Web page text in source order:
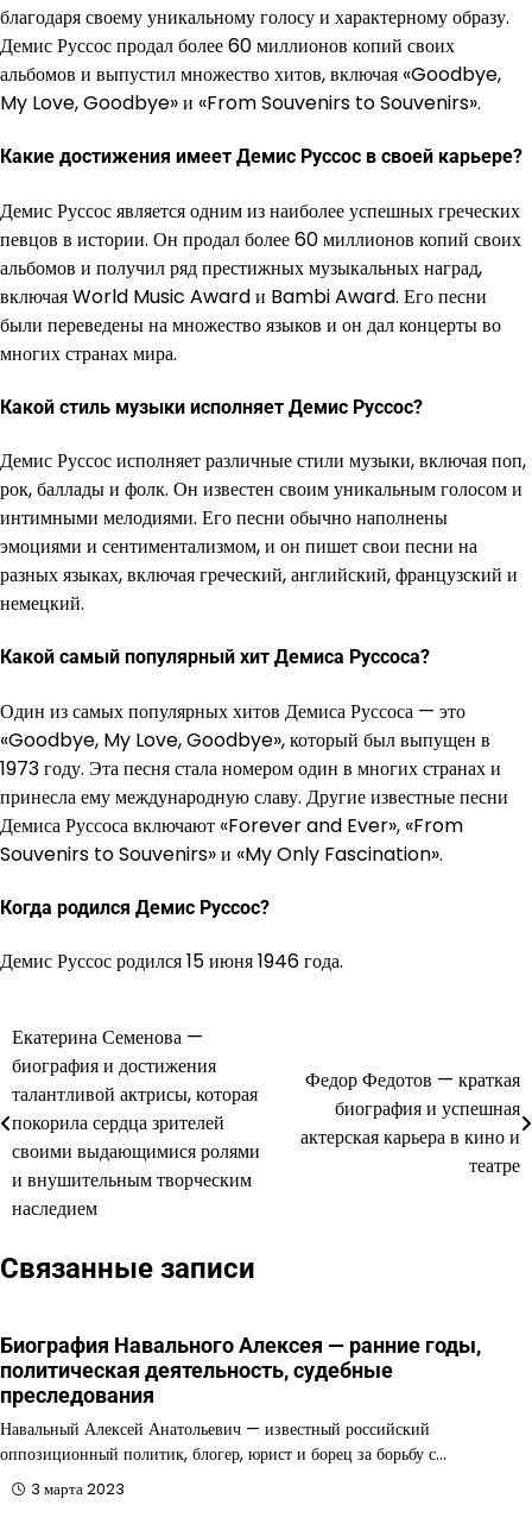
благодаря своему уникальному голосу и характерному образу.
Демис Руссос продал более 60 миллионов копий своих
альбомов и выпустил множество хитов, включая «Goodbye,
My Love, Goodbye» и «From Souvenirs to Souvenirs».
Какие достижения имеет Демис Руссос в своей карьере?
Демис Руссос является одним из наиболее успешных греческих
певцов в истории. Он продал более 60 миллионов копий своих
альбомов и получил ряд престижных музыкальных наград,
включая World Music Award и Bambi Award. Его песни
были переведены на множество языков и он дал концерты во
многих странах мира.
Какой стиль музыки исполняет Демис Руссос?
Демис Руссос исполняет различные стили музыки, включая поп,
рок, баллады и фолк. Он известен своим уникальным голосом и
интимными мелодиями. Его песни обычно наполнены
эмоциями и сентиментализмом, и он пишет свои песни на
разных языках, включая греческий, английский, французский и
немецкий.
Какой самый популярный хит Демиса Руссоса?
Один из самых популярных хитов Демиса Руссоса — это
«Goodbye, My Love, Goodbye», который был выпущен в
1973 году. Эта песня стала номером один в многих странах и
принесла ему международную славу. Другие известные песни
Демиса Руссоса включают «Forever and Ever», «From
Souvenirs to Souvenirs» и «My Only Fascination».
Когда родился Демис Руссос?
Демис Руссос родился 15 июня 1946 года.
Навигация
по
записям
Екатерина Семенова —
биография и достижения
талантливой актрисы, которая
покорила сердца зрителей
своими выдающимися ролями
и внушительным творческим
наследием
Федор Федотов — краткая
биография и успешная
актерская карьера в кино и
театре
Связанные записи
Биография Навального Алексея — ранние годы,
политическая деятельность, судебные
преследования
Навальный Алексей Анатольевич — известный российский
оппозиционный политик, блогер, юрист и борец за борьбу с…
3 марта 2023